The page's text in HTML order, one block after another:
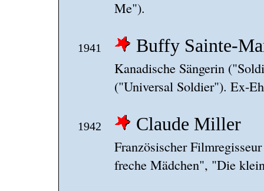
Me").
1941 Buffy Sainte-
Kanadische Sängerin
("Universal Soldier"). Ex-
1942 Claude Miller
Französischer
freche Mädchen", "Die